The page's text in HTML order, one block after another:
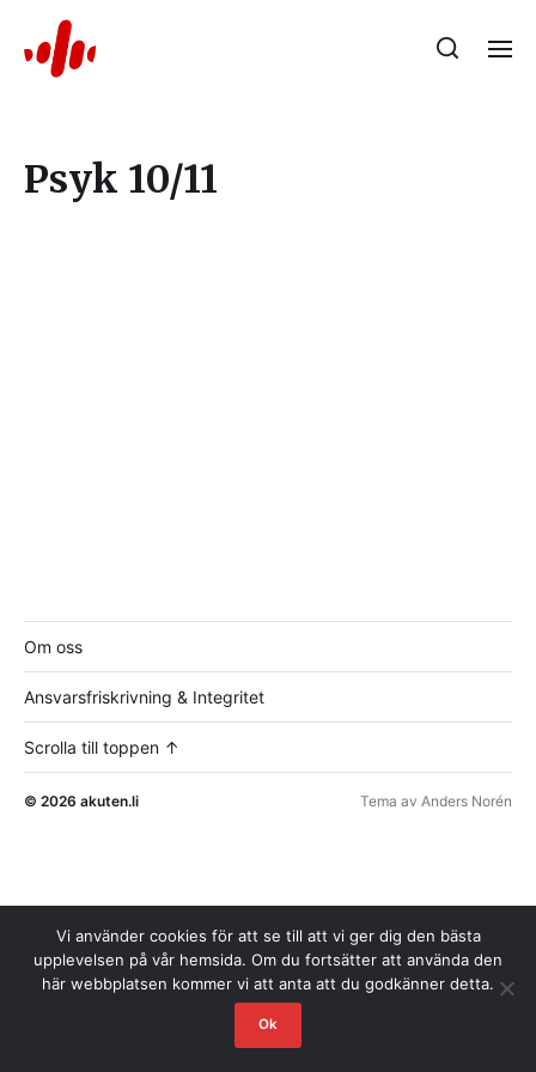
Psyk 10/11
Om oss
Ansvarsfriskrivning & Integritet
Scrolla till toppen ↑
© 2026 akuten.li Tema av Anders Norén
Vi använder cookies för att se till att vi ger dig den bästa
upplevelsen på vår hemsida. Om du fortsätter att använda den
här webbplatsen kommer vi att anta att du godkänner detta.
Ok